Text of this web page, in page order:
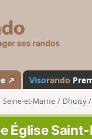
s
a
n
d
o
↗ Visorando
Seine-et-Marne Dhuisy
Église